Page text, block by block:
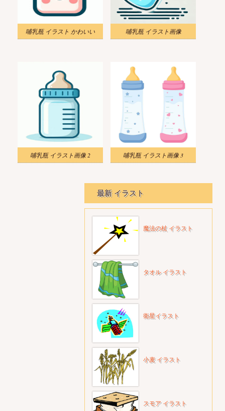
哺乳瓶 イラスト かわいい 哺乳瓶 イラスト画像
哺乳瓶 イラスト画像 2 哺乳瓶 イラスト画像 3
最新 イラスト
魔法の杖 イラスト
タオル イラスト
衛星イラスト
小麦 イラスト
スモア イラスト